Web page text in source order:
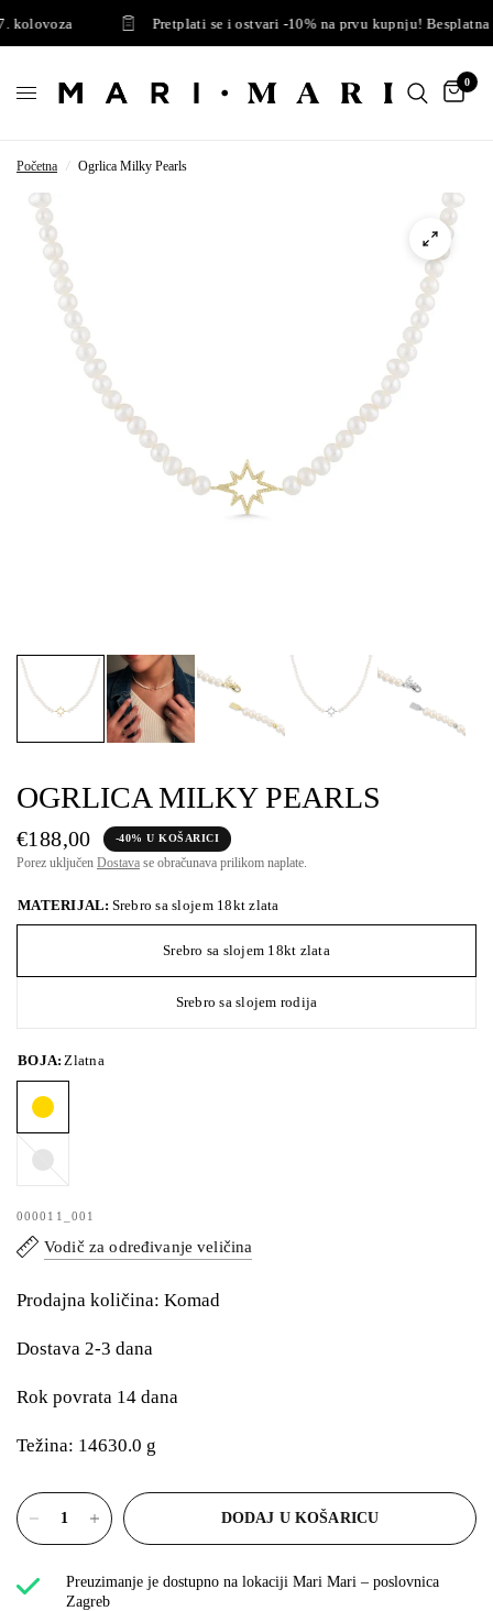
Pretplati se i ostvari -10% na prvu kupnju! Besplatna
0
Početna / Ogrlica Milky Pearls
OGRLICA MILKY PEARLS
€188,00 -40% U KOŠARICI
Porez uključen Dostava se obračunava prilikom naplate.
MATERIJAL: Srebro sa slojem 18kt zlata
Srebro sa slojem 18kt zlata
Srebro sa slojem rodija
BOJA: Zlatna
000011_001
Vodič za određivanje veličina
Prodajna količina: Komad
Dostava 2-3 dana
Rok povrata 14 dana
Težina: 14630.0 g
DODAJ U KOŠARICU
Preuzimanje je dostupno na lokacijiMari Mari – poslovnica
Zagreb